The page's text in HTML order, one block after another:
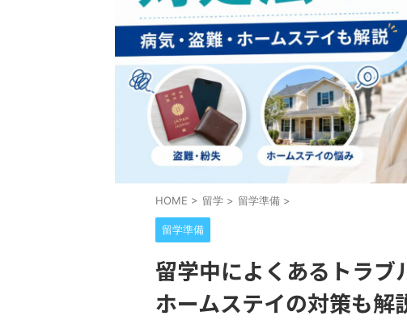
HOME > 留学 > 留学準備 >
留学準備
留学中によくあるトラブ
ホームステイの対策も解